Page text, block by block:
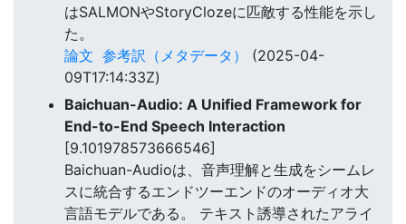
はSALMONやStoryClozeに匹敵する性能を示し
た。
論文 参考訳（メタデータ）
(2025-04-
09T17:14:33Z)
Baichuan-Audio: A Unified Framework for
End-to-End Speech Interaction
[9.101978573666546]
Baichuan-Audioは、音声理解と生成をシームレ
スに統合するエンドツーエンドのオーディオ大
言語モデルである。 テキスト誘導されたアライ